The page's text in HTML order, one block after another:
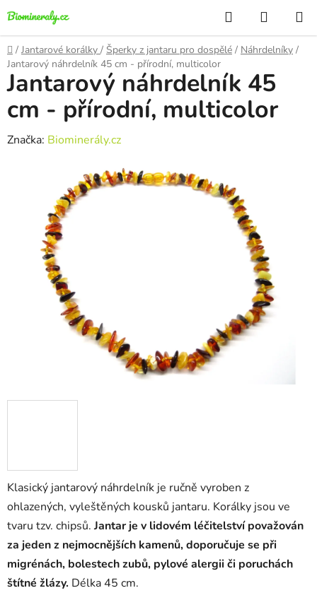
Přejít
na
obsah
Hledat
KOŠÍK
Domů
/ Jantarové korálky / Šperky z jantaru pro dospělé / Náhrdelníky /
Jantarový náhrdelník 45 cm - přírodní, multicolor
Klasický jantarový náhrdelník je ručně vyroben z
ohlazených, vyleštěných kousků jantaru. Korálky jsou ve
tvaru tzv. chipsů. Jantar je v lidovém léčitelství považován
za jeden z nejmocnějších kamenů, doporučuje se při
migrénách, bolestech zubů, pylové alergii či poruchách
štítné žlázy. Délka 45 cm.
Jantarový náhrdelník 45
cm - přírodní, multicolor
Značka: Biominerály.cz